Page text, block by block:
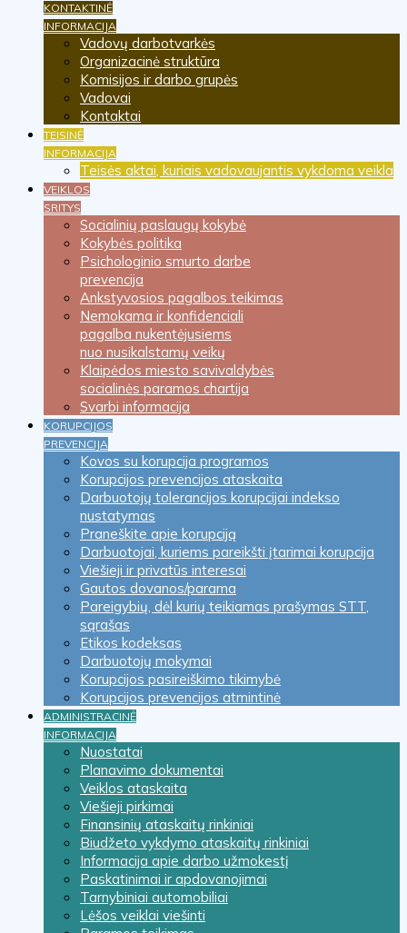
KONTAKTINĖ
INFORMACIJA
Vadovų darbotvarkės
Organizacinė struktūra
Komisijos ir darbo grupės
Vadovai
Kontaktai
TEISINĖ
INFORMACIJA
Teisės aktai, kuriais vadovaujantis vykdoma veikla
VEIKLOS
SRITYS
Socialinių paslaugų kokybė
Kokybės politika
Psichologinio smurto darbe
prevencija
Ankstyvosios pagalbos teikimas
Nemokama ir konfidenciali
pagalba nukentėjusiems
nuo nusikalstamų veikų
Klaipėdos miesto savivaldybės
socialinės paramos chartija
Svarbi informacija
KORUPCIJOS
PREVENCIJA
Kovos su korupcija programos
Korupcijos prevencijos ataskaita
Darbuotojų tolerancijos korupcijai indekso
nustatymas
Praneškite apie korupciją
Darbuotojai, kuriems pareikšti įtarimai korupcija
Viešieji ir privatūs interesai
Gautos dovanos/parama
Pareigybių, dėl kurių teikiamas prašymas STT,
sąrašas
Etikos kodeksas
Darbuotojų mokymai
Korupcijos pasireiškimo tikimybė
Korupcijos prevencijos atmintinė
ADMINISTRACINĖ
INFORMACIJA
Nuostatai
Planavimo dokumentai
Veiklos ataskaita
Viešieji pirkimai
Finansinių ataskaitų rinkiniai
Biudžeto vykdymo ataskaitų rinkiniai
Informacija apie darbo užmokestį
Paskatinimai ir apdovanojimai
Tarnybiniai automobiliai
Lėšos veiklai viešinti